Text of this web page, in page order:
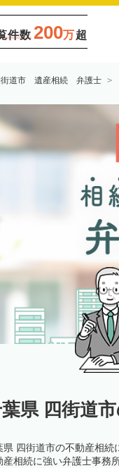
件数 200万超
街道市 遺産相続 弁護士
県 四街道
県 四街道市の不動産相続
産相続に強い弁護士事務